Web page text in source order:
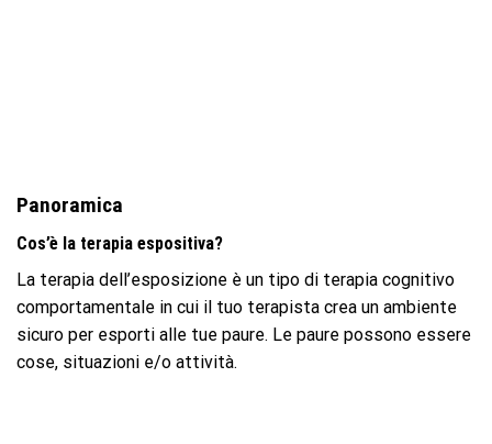
Panoramica
Cos’è la terapia espositiva?
La terapia dell’esposizione è un tipo di terapia cognitivo
comportamentale in cui il tuo terapista crea un ambiente
sicuro per esporti alle tue paure. Le paure possono essere
cose, situazioni e/o attività.